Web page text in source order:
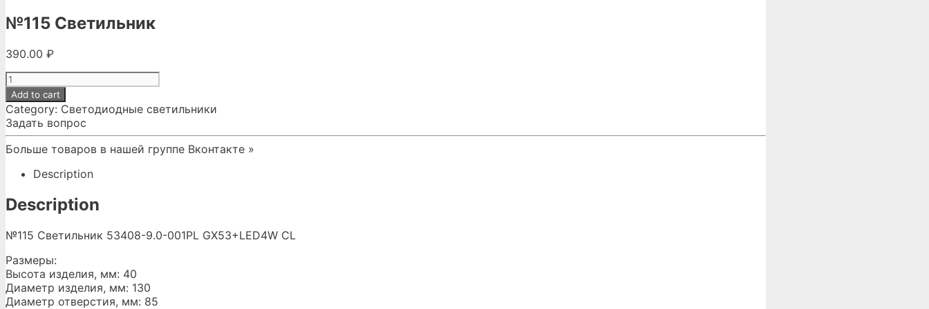
№115 Светильник
390.00 ₽
№115
Светильник
quantity
Add to cart
Category: Светодиодные светильники
Задать вопрос
Больше товаров в нашей группе Вконтакте »
Description
Description
№115 Светильник 53408-9.0-001PL GX53+LED4W CL
Размеры:
Высота изделия, мм: 40
Диаметр изделия, мм: 130
Диаметр отверстия, мм: 85